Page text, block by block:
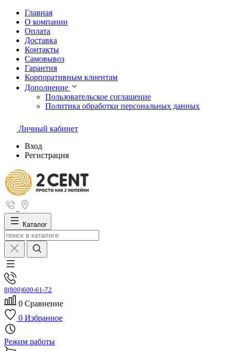
Главная
О компании
Оплата
Доставка
Контакты
Самовывоз
Гарантия
Корпоративным клиентам
Дополнение
Пользовательское соглашение
Политика обработки персональных данных
Личный кабинет
Вход
Регистрация
Каталог
8(800)600-61-72
0 Сравнение
0 Избранное
Режим работы